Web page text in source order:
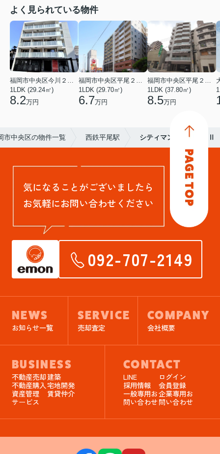
よく見られている物件
1LDK (29.24㎡)
8.2万円
1LDK (29.70㎡)
6.7万円
1LDK (37.80㎡)
8.5万円
市中央区の物件一覧 西鉄平尾駅 シティマンション平尾Ⅱ
気になることがございましたら
お気軽にお問い合わせください
092-707-2149
NEWS
お知らせ一覧
SERVICE
売却査定
COMPANY
会社概要
BUSINESS
不動産売却建築
不動産購入宅地開発
資産管理
サービス
賃貸仲介
CONTACT
LINE
ログイン
採用情報
会員登録
一般専用お
問い合わせ
企業専用お
問い合わせ